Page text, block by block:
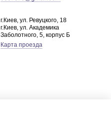
г.Киев, ул. Ревуцкого, 18
г.Киев, ул. Академика
Заболотного, 5, корпус Б
Карта проезда